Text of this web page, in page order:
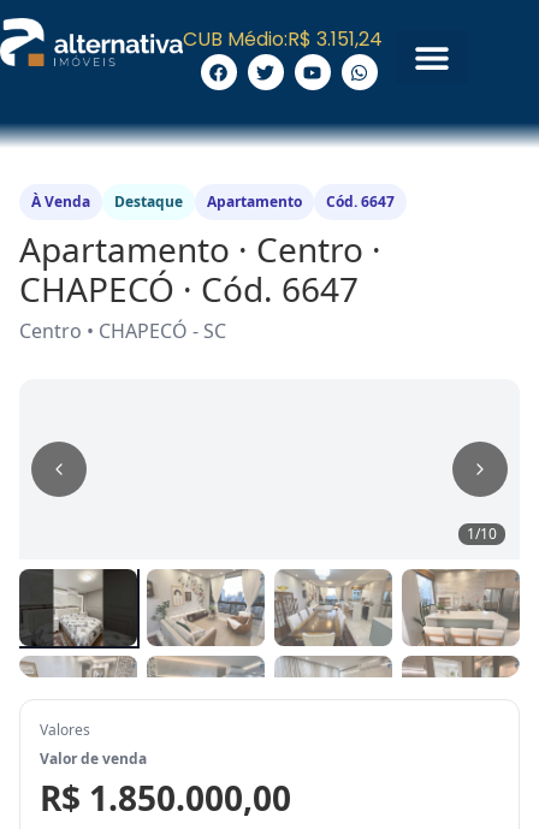
CUB Médio:R$ 3.151,24
À Venda Destaque Apartamento Cód. 6647
Apartamento · Centro ·
CHAPECÓ · Cód. 6647
Centro • CHAPECÓ - SC
1/10
Valores
Valor de venda
R$ 1.850.000,00